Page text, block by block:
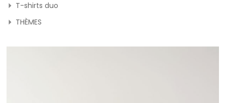
T-shirts duo
THÈMES